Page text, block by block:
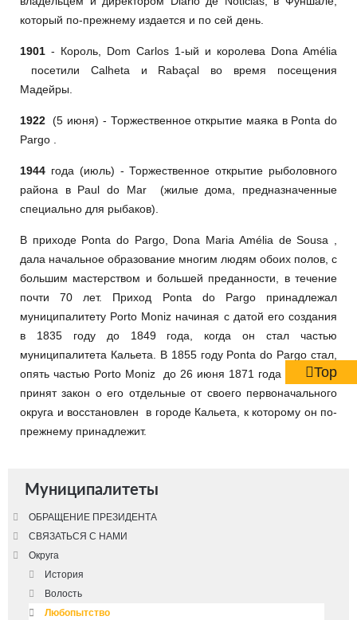
который по-прежнему издается и по сей день.
1901 - Король, Dom Carlos 1-ый и королева Dona Amélia
посетили Calheta и Rabaçal во время посещения
Мадейры.
1922 (5 июня) - Торжественное открытие маяка в Ponta do
Pargo .
1944 года (июль) - Торжественное открытие рыболовного
района в Paul do Mar (жилые дома, предназначенные
специально для рыбаков).
В приходе Ponta do Pargo, Dona Maria Amélia de Sousa ,
дала начальное образование многим людям обоих полов, с
большим мастерством и большей преданности, в течение
почти 70 лет. Приход Ponta do Pargo принадлежал
муниципалитету Porto Moniz начиная с датой его создания
в 1835 году до 1849 года, когда он стал частью
муниципалитета Кальета. В 1855 году Ponta do Pargo стал,
опять частью Porto Moniz до 26 июня 1871 года когда был
принят закон о его отдельные от своего первоначального
округа и восстановлен в городе Кальета, к которому он по-
прежнему принадлежит.
Муниципалитеты
ОБРАЩЕНИЕ ПРЕЗИДЕНТА
СВЯЗАТЬСЯ С НАМИ
Округа
История
Волость
Любопытство
Top